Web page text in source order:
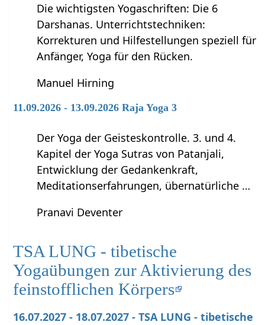
Die wichtigsten Yogaschriften: Die 6
Darshanas. Unterrichtstechniken:
Korrekturen und Hilfestellungen speziell für
Anfänger, Yoga für den Rücken.
Manuel Hirning
11.09.2026 - 13.09.2026 Raja Yoga 3
Der Yoga der Geisteskontrolle. 3. und 4.
Kapitel der Yoga Sutras von Patanjali,
Entwicklung der Gedankenkraft,
Meditationserfahrungen, übernatürliche …
Pranavi Deventer
TSA LUNG - tibetische
Yogaübungen zur Aktivierung des
feinstofflichen Körpers
16.07.2027 - 18.07.2027 - TSA LUNG - tibetische